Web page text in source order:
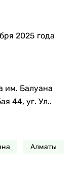
2025 года
им. Балуана
44, уг. Ул..
Алматы